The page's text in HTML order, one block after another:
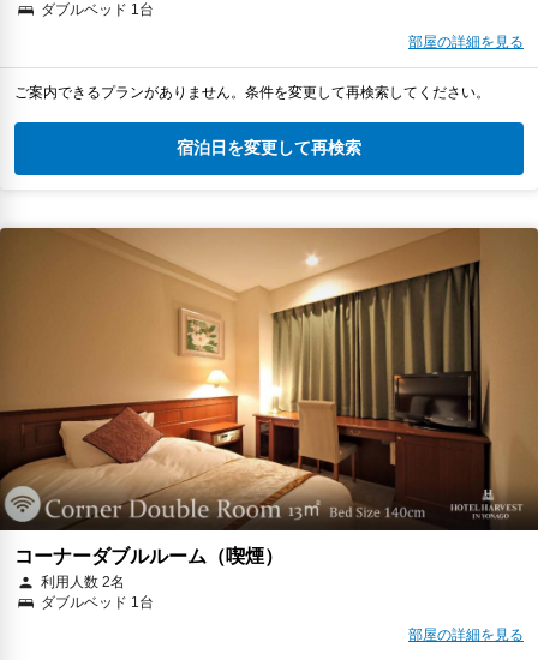
ダブルベッド 1台
部屋の詳細を見る
ご案内できるプランがありません。条件を変更して再検索してください。
宿泊日を変更して再検索
コーナーダブルルーム（喫煙）
利用人数 2名
ダブルベッド 1台
部屋の詳細を見る